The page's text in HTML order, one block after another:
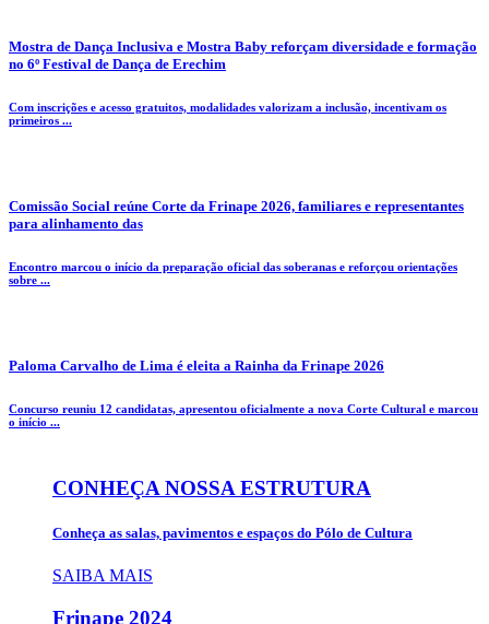
Mostra de Dança Inclusiva e Mostra Baby reforçam diversidade e formação
no 6º Festival de Dança de Erechim
Com inscrições e acesso gratuitos, modalidades valorizam a inclusão, incentivam os
primeiros ...
Comissão Social reúne Corte da Frinape 2026, familiares e representantes
para alinhamento das
Encontro marcou o início da preparação oficial das soberanas e reforçou orientações
sobre ...
Paloma Carvalho de Lima é eleita a Rainha da Frinape 2026
Concurso reuniu 12 candidatas, apresentou oficialmente a nova Corte Cultural e marcou
o início ...
CONHEÇA NOSSA ESTRUTURA
Conheça as salas, pavimentos e espaços do Pólo de Cultura
SAIBA MAIS
Frinape 2024